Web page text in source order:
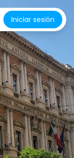
Iniciar sesión